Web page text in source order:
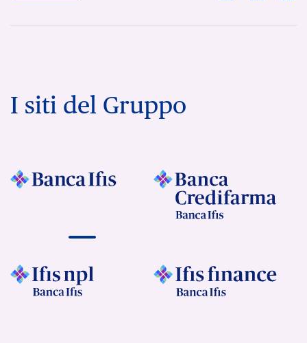
I siti del Gruppo